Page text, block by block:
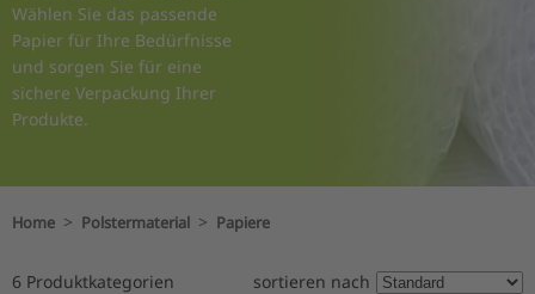
Wählen Sie das passende
Papier für Ihre Bedürfnisse
und sorgen Sie für eine
sichere Verpackung Ihrer
Produkte.
Home > Polstermaterial > Papiere
6 Produktkategorien sortieren nach